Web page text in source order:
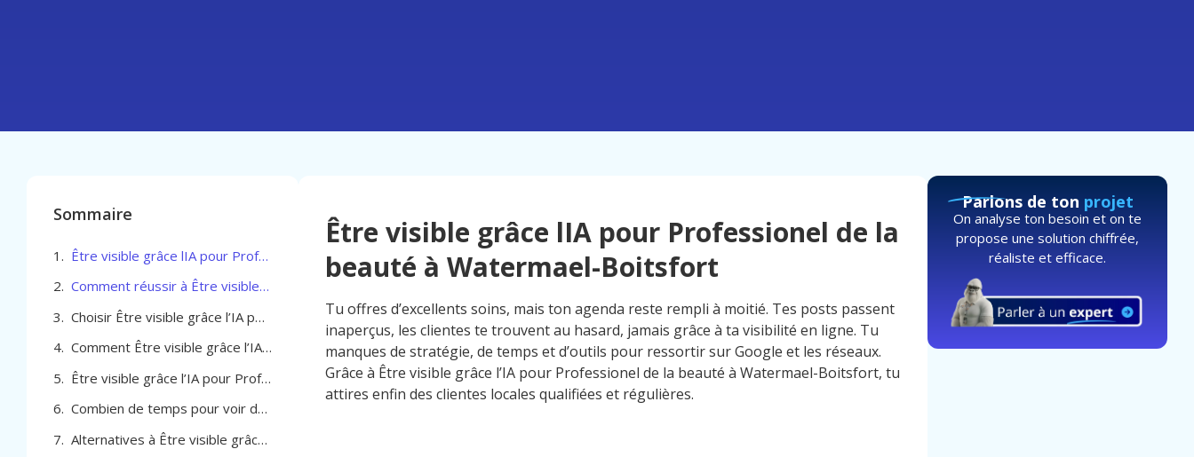
Sommaire
Être visible grâce lIA pour Professionel de la beauté à Watermael-Boitsfort
Comment réussir à Être visible grâce l’IA pour Professionel de la beauté à Watermael-Boitsfort
Choisir Être visible grâce l’IA pour Professionel de la beauté à Watermael-Boitsfort
Comment Être visible grâce l’IA pour Professionel de la beauté à Watermael-Boitsfort transforme votre clientèle locale
Être visible grâce l’IA pour Professionel de la beauté à Watermael-Boitsfort
Combien de temps pour voir des résultats avec l’IA pour ton institut à Watermael-Boitsfort
Alternatives à Être visible grâce l’IA pour Professionel de la beauté à Watermael-Boitsfort
Être visible grâce lIA pour Professionel de la
beauté à Watermael-Boitsfort
Tu offres d’excellents soins, mais ton agenda reste rempli à moitié. Tes posts passent
inaperçus, les clientes te trouvent au hasard, jamais grâce à ta visibilité en ligne. Tu
manques de stratégie, de temps et d’outils pour ressortir sur Google et les réseaux.
Grâce à Être visible grâce l’IA pour Professionel de la beauté à Watermael-Boitsfort, tu
attires enfin des clientes locales qualifiées et régulières.
Parlons de ton projet
On analyse ton besoin et on te
propose une solution chiffrée,
réaliste et efficace.